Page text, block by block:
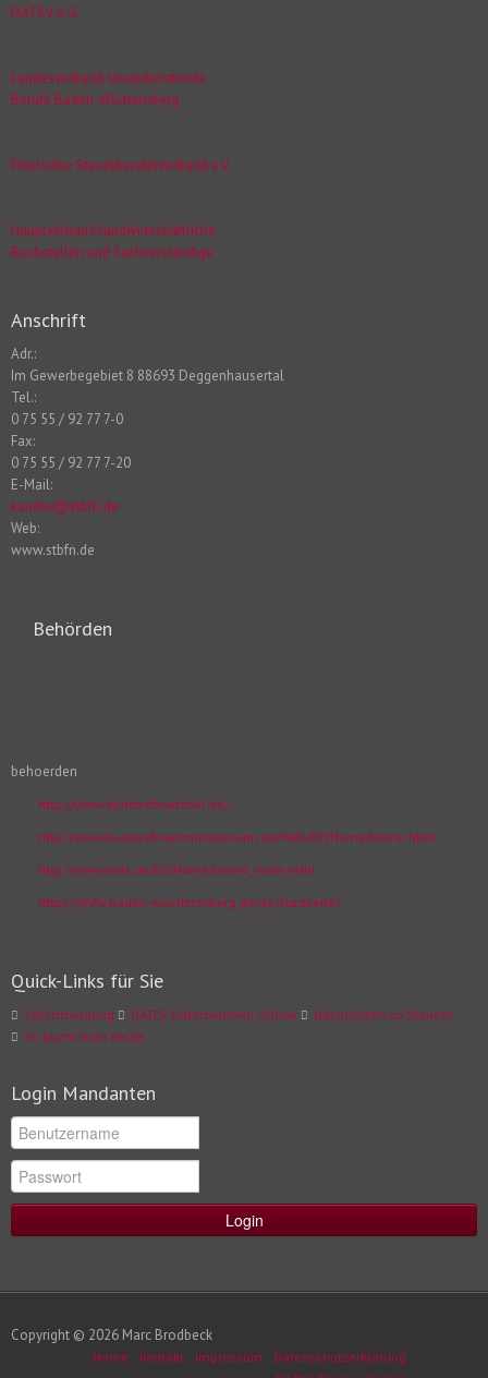
DATEV e.G.
Landesverband steuerberatende
Berufe Baden-Württemberg
Deutscher Steuerberaterverband e.V.
Hauptverband landwirtschaftliche
Buchstellen und Sachverständige
Anschrift
Adr.:
Im Gewerbegebiet 8 88693 Deggenhausertal
Tel.:
0 75 55 / 92 77 7-0
Fax:
0 75 55 / 92 77 7-20
E-Mail:
kanzlei@stbfn.de
Web:
www.stbfn.de
Behörden
behoerden
http://www.bundesfinanzhof.de/
http://www.bundesfinanzministerium.de/Web/DE/Home/home.html
http://www.bzst.de/DE/Home/home_node.html
https://mfw.baden-wuerttemberg.de/de/startseite/
Quick-Links für Sie
Sofortmeldung DATEV Unternehmen Online
Nachrichten zu Steuern
So bucht man heute
Login Mandanten
Login
Copyright © 2026 Marc Brodbeck
Home Kontakt Impressum
Datenschutzerklärung